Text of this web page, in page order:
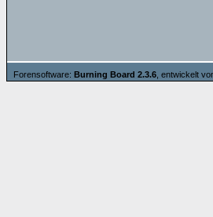
Forensoftware: Burning Board 2.3.6 , entwickelt